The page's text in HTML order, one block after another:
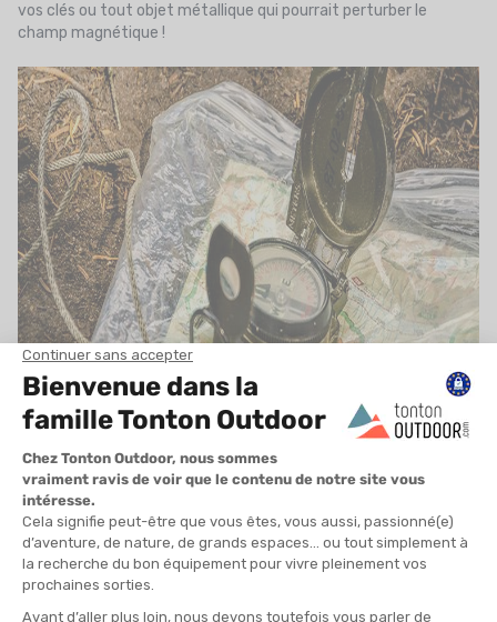
vos clés ou tout objet métallique qui pourrait perturber le
champ magnétique !
Les différents types de boussoles
Il existe plusieurs modèles de boussoles, adaptés à différents
usages. Voici un aperçu pour bien choisir la vôtre.
Boussole de poche : simplicité et légèreté
Laboussole de pocheest le modèle le plus basique. Compacte
et robuste, elle s’emporte partout. Elle convient parfaitement
pour les balades en forêt, lesrandonnées courtesou comme
équipement de secours. C’est une
pour s’initier à l’orientation.